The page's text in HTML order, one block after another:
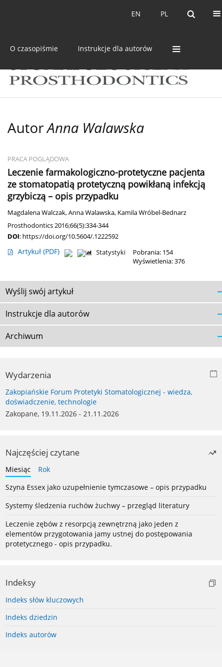
PL
EN PL
EN
O czasopiśmie Instrukcje dla autorów
AutorAnna Walawska
PRACA POGLĄDOWA
Leczenie farmakologiczno-protetyczne pacjenta
ze stomatopatią protetyczną powikłaną infekcją
grzybiczą – opis przypadku
Magdalena Walczak,Anna Walawska, Kamila Wróbel-Bednarz
Prosthodontics 2016;66(5):334-344
DOI: https://doi.org/10.5604/.1222592
Artykuł (PDF) Statystyki
Pobrania: 154
Wyświetlenia: 376
Wyślij swój artykuł
Instrukcje dla autorów
Archiwum
Wydarzenia
Zakopiańskie Forum Protetyki Stomatologicznej - wiedza,
doświadczenie, technologie
Zakopane, 19.11.2026 - 21.11.2026
Najczęściej czytane
Miesiąc
Rok
Szyna Essex jako uzupełnienie tymczasowe – opis przypadku
Systemy śledzenia ruchów żuchwy – przegląd literatury
Leczenie zębów z resorpcją zewnętrzną jako jeden z
elementów przygotowania jamy ustnej do postępowania
protetycznego - opis przypadku.
Indeksy
Indeks słów kluczowych
Indeks dziedzin
Indeks autorów